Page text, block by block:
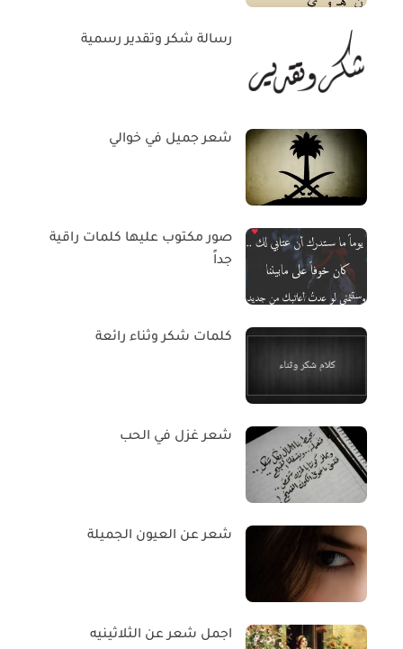
رسالة شكر وتقدير رسمية
شعر جميل في خوالي
صور مكتوب عليها كلمات راقية
جداً
كلمات شكر وثناء رائعة
شعر غزل في الحب
شعر عن العيون الجميلة
اجمل شعر عن الثلاثينيه